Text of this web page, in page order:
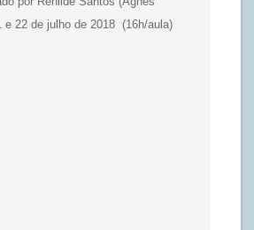
e 22 de julho de 2018 (16h/aula)